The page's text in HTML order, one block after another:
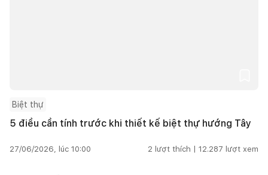
Biệt thự
5 điều cần tính trước khi thiết kế biệt thự hướng Tây
27/06/2026, lúc 10:00 2 lượt thích | 12.287 lượt xem